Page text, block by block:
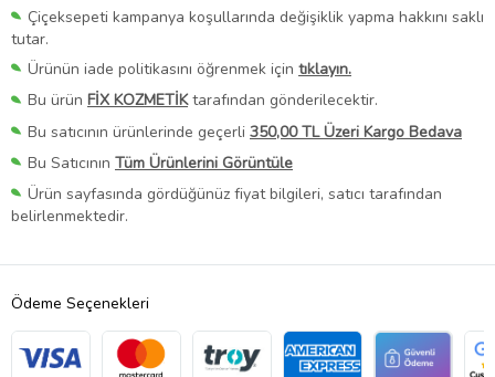
Çiçeksepeti kampanya koşullarında değişiklik yapma hakkını saklı
tutar.
Ürünün iade politikasını öğrenmek için tıklayın.
Bu ürün FİX KOZMETİKtarafından gönderilecektir.
Bu satıcının ürünlerinde geçerli 350,00 TL Üzeri Kargo Bedava
Bu Satıcının Tüm Ürünlerini Görüntüle
Ürün sayfasında gördüğünüz fiyat bilgileri, satıcı tarafından
belirlenmektedir.
Ödeme Seçenekleri